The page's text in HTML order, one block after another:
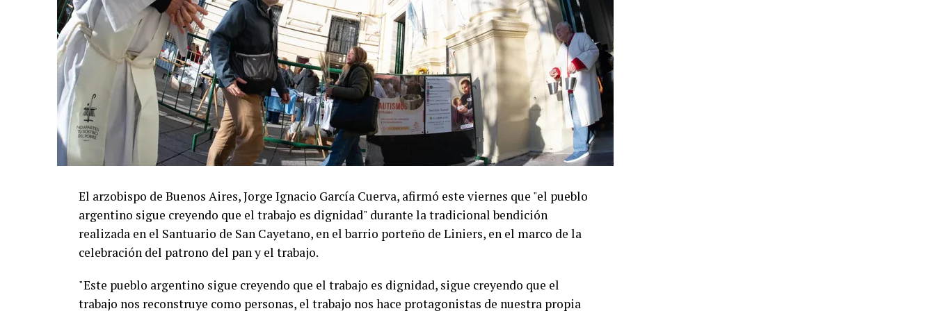
El arzobispo de Buenos Aires, Jorge Ignacio García Cuerva, afirmó este viernes que "el pueblo
argentino sigue creyendo que el trabajo es dignidad" durante la tradicional bendición
realizada en el Santuario de San Cayetano, en el barrio porteño de Liniers, en el marco de la
celebración del patrono del pan y el trabajo.
"Este pueblo argentino sigue creyendo que el trabajo es dignidad, sigue creyendo que el
trabajo nos reconstruye como personas, el trabajo nos hace protagonistas de nuestra propia